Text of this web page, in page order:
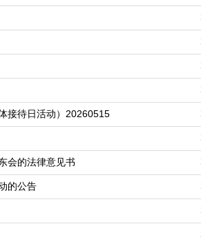
接待日活动）20260515
会的法律意见书
的公告